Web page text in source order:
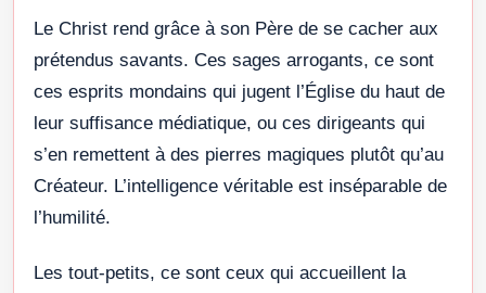
Le Christ rend grâce à son Père de se cacher aux
prétendus savants. Ces sages arrogants, ce sont
ces esprits mondains qui jugent l’Église du haut de
leur suffisance médiatique, ou ces dirigeants qui
s’en remettent à des pierres magiques plutôt qu’au
Créateur. L’intelligence véritable est inséparable de
l’humilité.
Les tout-petits, ce sont ceux qui accueillent la